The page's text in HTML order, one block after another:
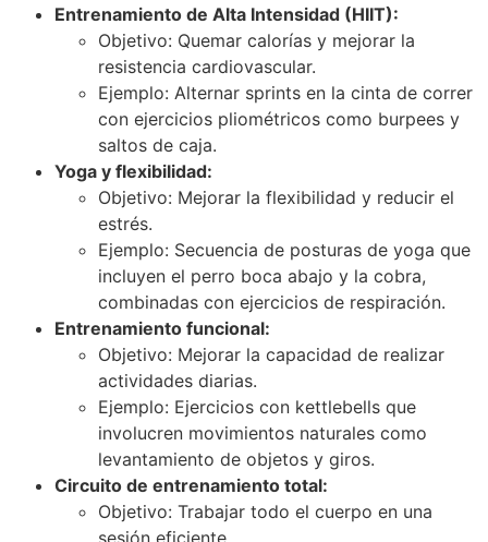
Entrenamiento de Alta Intensidad (HIIT):
Objetivo: Quemar calorías y mejorar la
resistencia cardiovascular.
Ejemplo: Alternar sprints en la cinta de correr
con ejercicios pliométricos como burpees y
saltos de caja.
Yoga y flexibilidad:
Objetivo: Mejorar la flexibilidad y reducir el
estrés.
Ejemplo: Secuencia de posturas de yoga que
incluyen el perro boca abajo y la cobra,
combinadas con ejercicios de respiración.
Entrenamiento funcional:
Objetivo: Mejorar la capacidad de realizar
actividades diarias.
Ejemplo: Ejercicios con kettlebells que
involucren movimientos naturales como
levantamiento de objetos y giros.
Circuito de entrenamiento total:
Objetivo: Trabajar todo el cuerpo en una
sesión eficiente.